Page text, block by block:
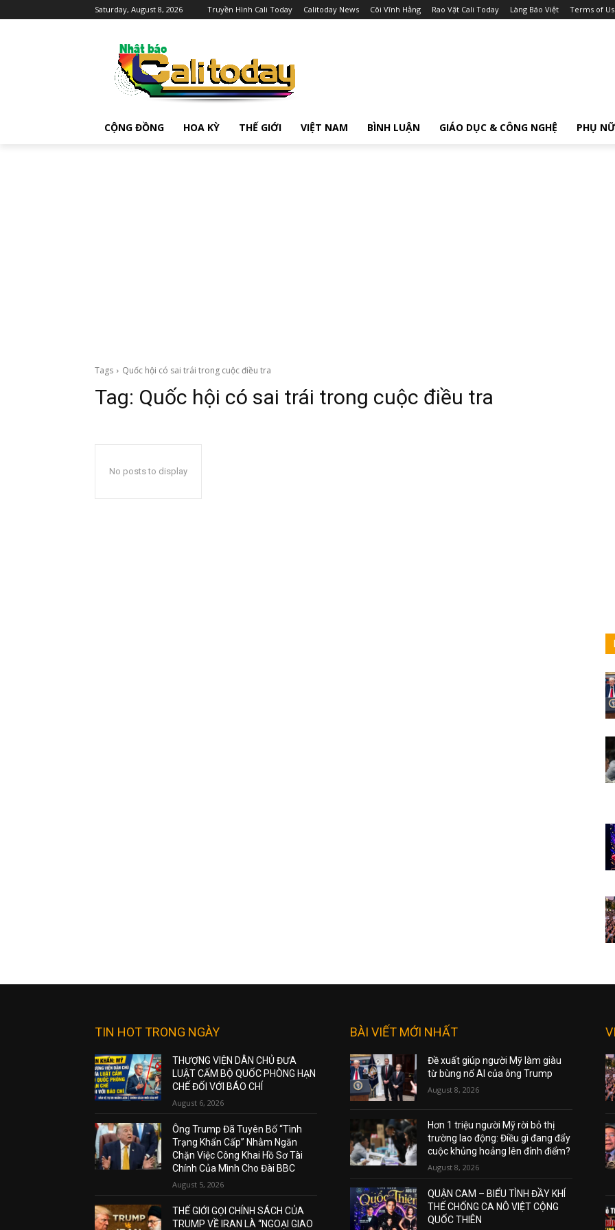
Saturday, August 8, 2026 Truyền Hình Cali Today Calitoday News Cõi Vĩnh Hằng Rao Vặt Cali Today Làng Báo Việt Terms of
CỘNG ĐỒNG HOA KỲ THẾ GIỚI VIỆT NAM BÌNH LUẬN GIÁO DỤC & CÔNG NGHỆ PHỤ NỮ
Tags Quốc hội có sai trái trong cuộc điều tra
Tag: Quốc hội có sai trái trong cuộc điều tra
No posts to display
TIN HOT TRONG NGÀY
THƯỢNG VIỆN DÂN CHỦ ĐƯA
LUẬT CẤM BỘ QUỐC PHÒNG HẠN
CHẾ ĐỐI VỚI BÁO CHÍ
August 6, 2026
Ông Trump Đã Tuyên Bố “Tình
Trạng Khẩn Cấp” Nhằm Ngăn
Chặn Việc Công Khai Hồ Sơ Tài
Chính Của Mình Cho Đài BBC
August 5, 2026
THẾ GIỚI GỌI CHÍNH SÁCH CỦA
TRUMP VỀ IRAN LÀ “NGOẠI GIAO
BÀI VIẾT MỚI NHẤT
Đề xuất giúp người Mỹ làm giàu
từ bùng nổ AI của ông Trump
August 8, 2026
Hơn 1 triệu người Mỹ rời bỏ thị
trường lao động: Điều gì đang đẩy
cuộc khủng hoảng lên đỉnh điểm?
August 8, 2026
QUẬN CAM – BIỂU TÌNH ĐẦY KHÍ
THẾ CHỐNG CA NÔ VIỆT CỘNG
QUỐC THIÊN